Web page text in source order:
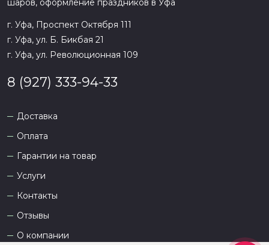
шаров, оформление праздников в Уфа
г. Уфа, Проспект Октября 111
г. Уфа, ул. Б. Бикбая 21
г. Уфа, ул. Революционная 109
8 (927) 333-94-33
Доставка
Оплата
Гарантии на товар
Услуги
Контакты
Отзывы
О компании